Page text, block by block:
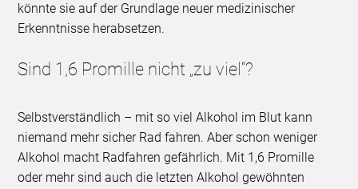
könnte sie auf der Grundlage neuer medizinischer
Erkenntnisse herabsetzen.
Sind 1,6 Promille nicht „zu viel“?
Selbstverständlich – mit so viel Alkohol im Blut kann
niemand mehr sicher Rad fahren. Aber schon weniger
Alkohol macht Radfahren gefährlich. Mit 1,6 Promille
oder mehr sind auch die letzten Alkohol gewöhnten